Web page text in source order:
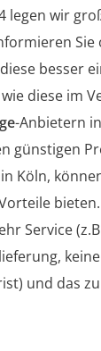
legen wir
Sie
besser
diese im
-Anbietern in
Köln,
bieten.
Service
und das